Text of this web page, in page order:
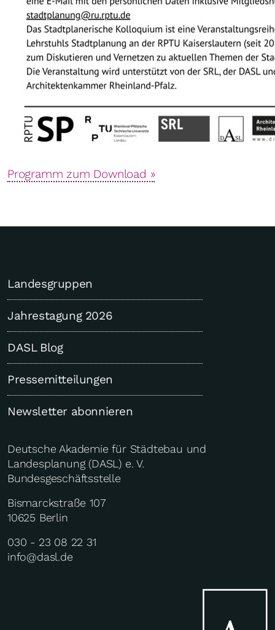
Programm zum Download »
Landesgruppen
Jahrestagung 2026
DASL Blog
Pressemitteilungen
Newsletter abonnieren
Deutsche Akademie für Städtebau und
Landesplanung (DASL) e. V.
Bundesgeschäftsstelle
Bismarckstraße 107
10625 Berlin
030 - 23 08 22 31
info@dasl.de